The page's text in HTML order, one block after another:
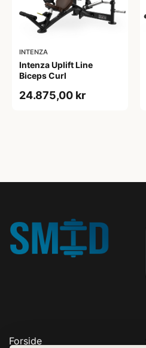
INTENZA
Intenza Uplift Line
Biceps Curl
24.875,00 kr
Forside